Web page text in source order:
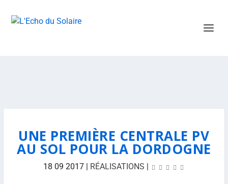
UNE PREMIÈRE CENTRALE PV
AU SOL POUR LA DORDOGNE
18 09 2017 | RÉALISATIONS |